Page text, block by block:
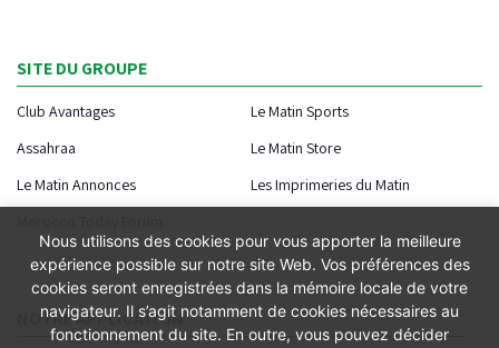
SITE DU GROUPE
Club Avantages
Le Matin Sports
Assahraa
Le Matin Store
Le Matin Annonces
Les Imprimeries du Matin
NOTRE APPLICATION
Nous utilisons des cookies pour vous apporter la meilleure
expérience possible sur notre site Web. Vos préférences des
cookies seront enregistrées dans la mémoire locale de votre
navigateur. Il s’agit notamment de cookies nécessaires au
fonctionnement du site. En outre, vous pouvez décider